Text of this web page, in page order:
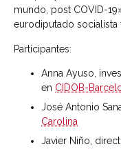
mundo, post COVID-
eurodiputado socialista
Participantes:
Anna Ayuso,
en CIDOB-
José Antonio
Carolina
Javier Niño,